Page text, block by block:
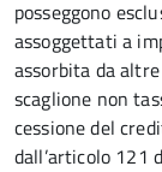
posseggono
assoggettati a
assorbita da
scaglione non
cessione del
dall’articolo 121